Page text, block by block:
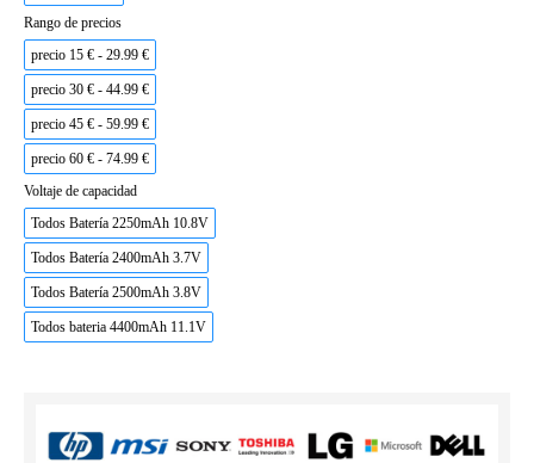
Rango de precios
precio 15 € - 29.99 €
precio 30 € - 44.99 €
precio 45 € - 59.99 €
precio 60 € - 74.99 €
Voltaje de capacidad
Todos Batería 2250mAh 10.8V
Todos Batería 2400mAh 3.7V
Todos Batería 2500mAh 3.8V
Todos bateria 4400mAh 11.1V